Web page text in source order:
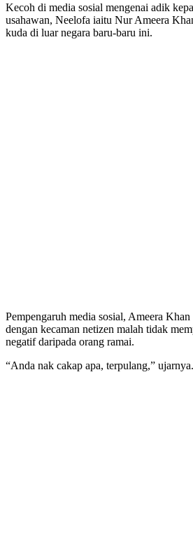
Kecoh di media sosial mengenai adik
usahawan, Neelofa iaitu Nur Ameera
kuda di luar negara baru-baru ini.
Pempengaruh media sosial, Ameera
dengan kecaman netizen malah tidak
negatif daripada orang ramai.
“Anda nak cakap apa, terpulang,” ujarnya.